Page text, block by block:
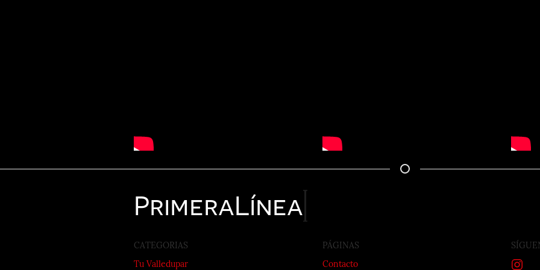
PrimeraLínea
CATEGORIAS
Tu Valledupar
PÁGINAS
Contacto